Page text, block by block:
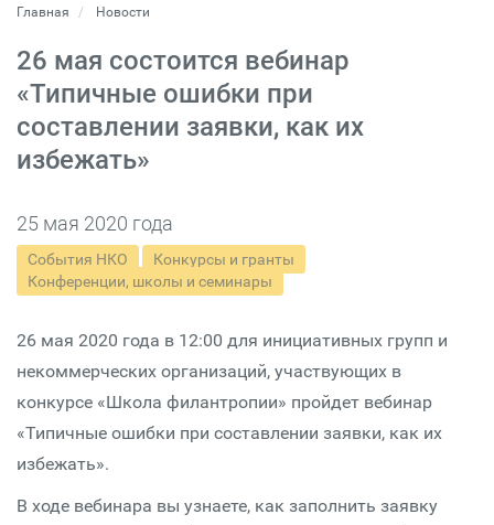
Главная Новости
26 мая состоится вебинар
«Типичные ошибки при
составлении заявки, как их
избежать»
25 мая 2020 года
События НКО
Конкурсы и гранты
Конференции, школы и семинары
26 мая 2020 года в 12:00 для инициативных групп и
некоммерческих организаций, участвующих в
конкурсе «Школа филантропии» пройдет вебинар
«Типичные ошибки при составлении заявки, как их
избежать».
В ходе вебинара вы узнаете, как заполнить заявку